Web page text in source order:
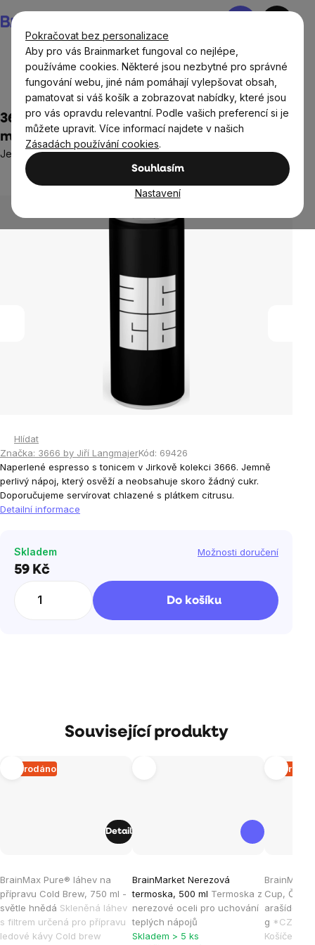
Pokračovat bez personalizace
Aby pro vás Brainmarket fungoval co nejlépe,
používáme cookies. Některé jsou nezbytné pro správné
fungování webu, jiné nám pomáhají vylepšovat obsah,
pamatovat si váš košík a zobrazovat nabídky, které jsou
pro vás opravdu relevantní. Podle vašich preferencí si je
můžete upravit. Více informací najdete v našich
Zásadách používání cookies.
Souhlasím
Nastavení
na
obsah
Nákupní
Potraviny Nápoje Energetické drinky a nápoje
3666 by Jiří Langmajer, Espresso Tonic, 250
ml
Jemně perlivé nealko s příchutí toniku v plechu
Průměrné
produktu
Hlídat
Značka: 3666 by Jiří LangmajerKód: 69426
Naperlené espresso s tonicem v Jirkově kolekci 3666. Jemně
perlivý nápoj, který osvěží a neobsahuje skoro žádný cukr.
Doporučujeme servírovat chlazené s plátkem citrusu.
Detailní informace
Skladem Možnosti doručení
59 Kč
Do košíku
Související produkty
Vyprodáno
BrainMax Pure® láhev na
přípravu Cold Brew, 750 ml -
světle hnědá Skleněná láhev
s filtrem určená pro přípravu
ledové kávy Cold brew
hodnocení
produktu
je
5,0
Detail
BrainMarket Nerezová
termoska, 500 ml Termoska z
nerezové oceli pro uchování
teplých nápojů
hodnocení
produktu
je
4,0
Skladem > 5 ks
BrainMax
Cup, Čoko
g *CZ-
Košíček s
produktu
je
5,0